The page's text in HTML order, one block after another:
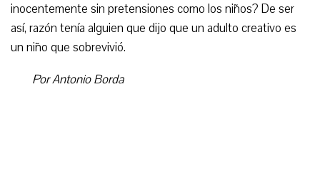
inocentemente sin pretensiones como los niños? De ser
así, razón tenía alguien que dijo que un adulto creativo es
un niño que sobrevivió.
Por Antonio Borda